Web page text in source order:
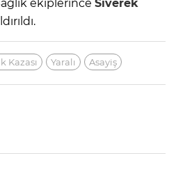
ekiplerince Siverek
Kazası Yaralı Asayiş